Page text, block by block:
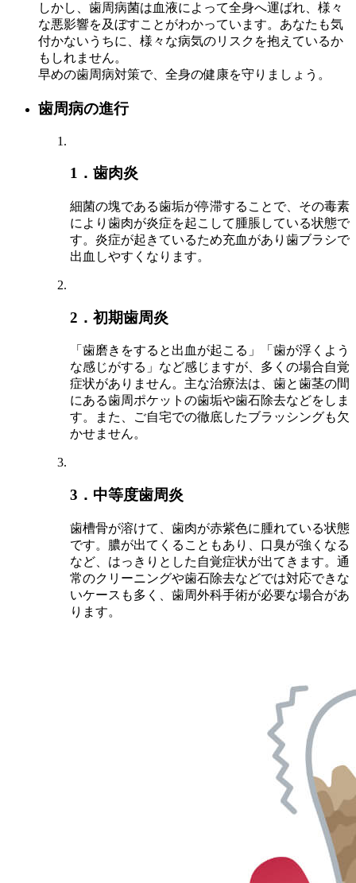
しかし、歯周病菌は血液によって全身へ運ばれ、様々
な悪影響を及ぼすことがわかっています。あなたも気
付かないうちに、様々な病気のリスクを抱えているか
もしれません。
早めの歯周病対策で、全身の健康を守りましょう。
歯周病の進行
1．歯肉炎
細菌の塊である歯垢が停滞することで、その毒素
により歯肉が炎症を起こして腫脹している状態で
す。炎症が起きているため充血があり歯ブラシで
出血しやすくなります。
2．初期歯周炎
「歯磨きをすると出血が起こる」「歯が浮くよう
な感じがする」など感じますが、多くの場合自覚
症状がありません。主な治療法は、歯と歯茎の間
にある歯周ポケットの歯垢や歯石除去などをしま
す。また、ご自宅での徹底したブラッシングも欠
かせません。
3．中等度歯周炎
歯槽骨が溶けて、歯肉が赤紫色に腫れている状態
です。膿が出てくることもあり、口臭が強くなる
など、はっきりとした自覚症状が出てきます。通
常のクリーニングや歯石除去などでは対応できな
いケースも多く、歯周外科手術が必要な場合があ
ります。